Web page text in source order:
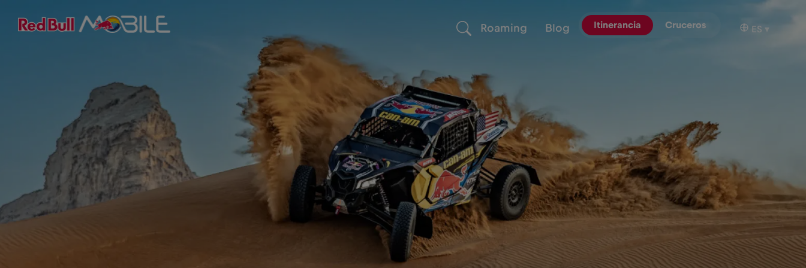
Roaming Blog Itinerancia Cruceros ES ▾